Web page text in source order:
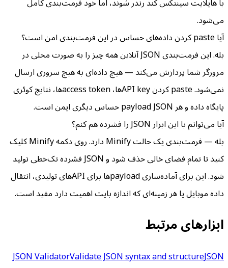
می‌شود.
آیا paste کردن داده‌های حساس در این فرمت‌بندی امن است؟
بله. این فرمت‌بندی JSON آنلاین همه چیز را به صورت محلی در
مرورگر شما پردازش می‌کند — هیچ داده‌ای به هیچ سروری ارسال
نمی‌شود. paste کردن API keyها، access tokenها، نتایج کوئری
پایگاه داده و هر payload JSON حساس دیگری ایمن است.
آیا می‌توانم با این ابزار JSON را فشرده هم کنم؟
بله — فرمت‌بندی یک حالت Minify دارد. روی دکمه Minify کلیک
کنید تا تمام فضای خالی حذف شود و JSON فشرده تک‌خطی تولید
شود. این برای آماده‌سازی payloadها برای API‌های تولیدی، انتقال
داده موبایل یا هر زمینه‌ای که اندازه بایت اهمیت دارد مفید است.
ابزارهای مرتبط
JSON ValidatorValidate JSON syntax and structureJSON